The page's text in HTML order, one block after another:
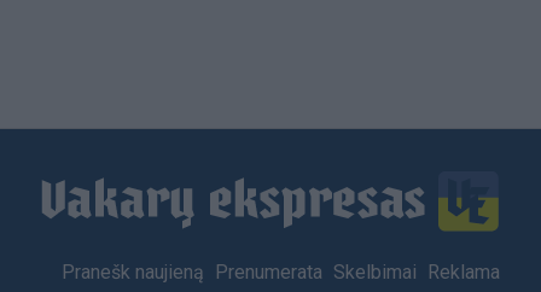
Footer
Pranešk naujieną Prenumerata Skelbimai
Reklama